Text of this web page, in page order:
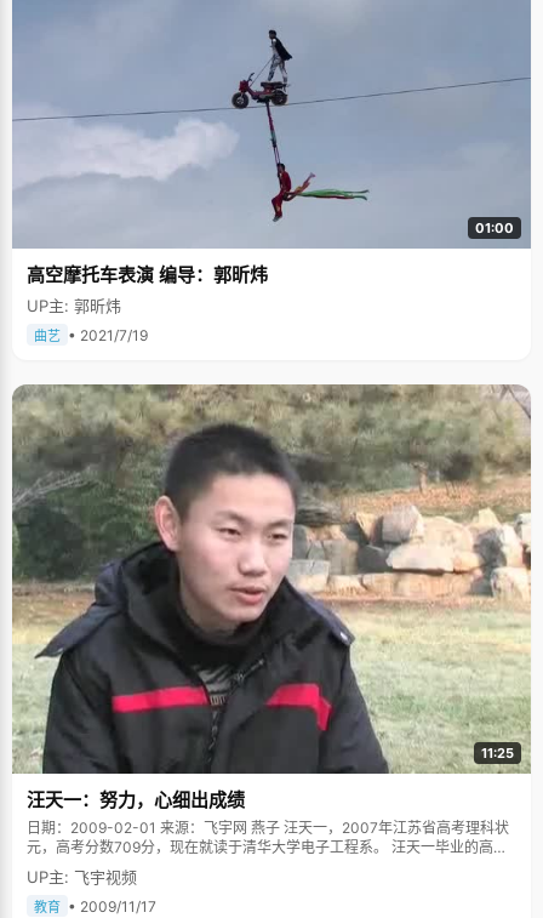
01:00
高空摩托车表演 编导：郭昕炜
UP主: 郭昕炜
曲艺 • 2021/7/19
11:25
汪天一：努力，心细出成绩
日期：2009-02-01 来源：飞宇网 燕子 汪天一，2007年江苏省高考理科状
元，高考分数709分，现在就读于清华大学电子工程系。 汪天一毕业的高中
在省里边算是二流中学吧，这里的生源都是省一中挑过一轮的，尽管如此，
每过三四年，学校里总能出一个全省状元，高考之前，汪天一就掰着指头盘
算过，如果不是自己那就是下一届的师弟师妹了，反正就在这两年。汪天一
UP主: 飞宇视频
教育 • 2009/11/17